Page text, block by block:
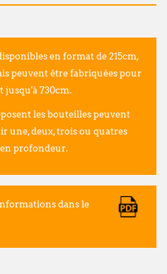
en format de 215cm,
peuvent être fabriquées pour
jusqu'à 730cm.
les bouteilles peuvent
une, deux, trois ou quatres
profondeur.
dans le